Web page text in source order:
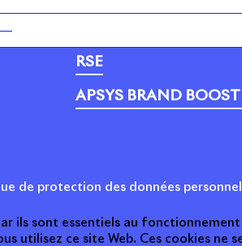
RSE
APSYS BRAND
de protection des données
ils sont essentiels au
utilisez ce site Web. Ces cookies